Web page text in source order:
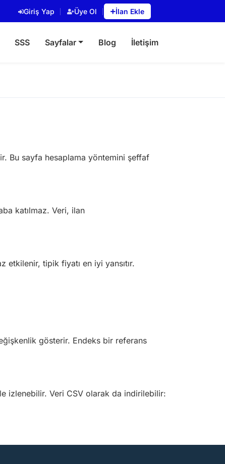
Giriş Yap Üye Ol İlan Ekle
SSS Sayfalar Blog İletişim
Bu sayfa hesaplama yöntemini şeffaf
katılmaz. Veri, ilan
etkilenir, tipik fiyatı en iyi yansıtır.
gösterir. Endeks bir referans
izlenebilir. Veri CSV olarak da indirilebilir: